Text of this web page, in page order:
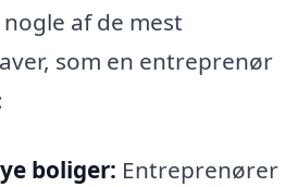
af de mest
som en entreprenør
boliger: Entreprenører